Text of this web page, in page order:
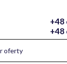
+48
+48